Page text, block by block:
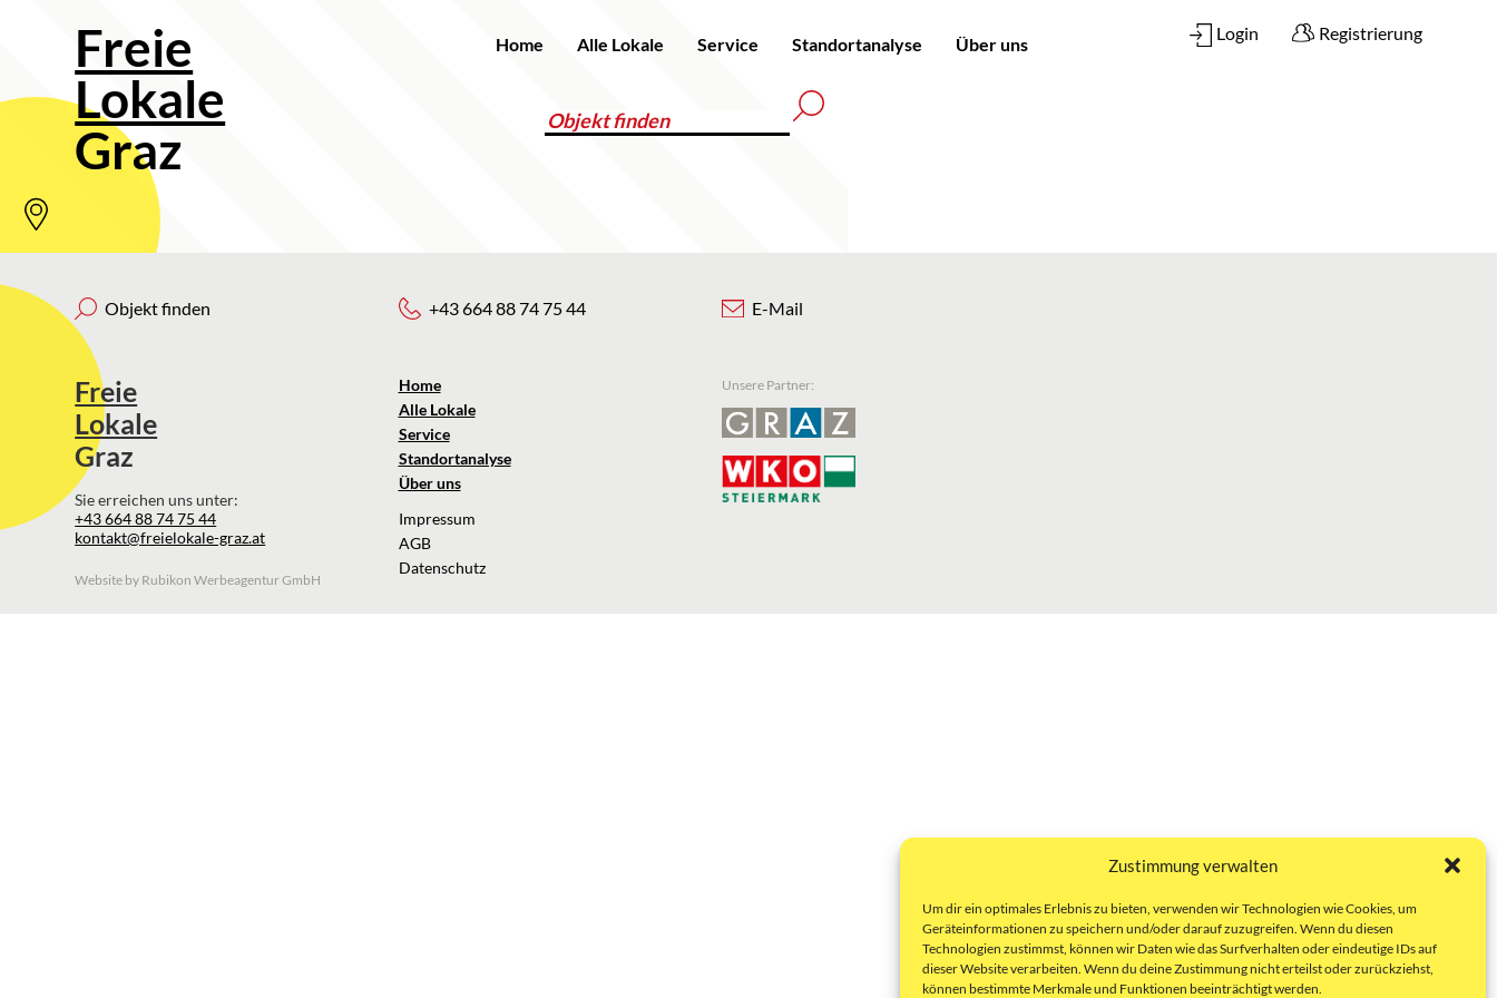
Zustimmung verwalten
Um dir ein optimales Erlebnis zu bieten, verwenden wir Technologien wie Cookies, um
Geräteinformationen zu speichern und/oder darauf zuzugreifen. Wenn du diesen
Technologien zustimmst, können wir Daten wie das Surfverhalten oder eindeutige IDs auf
dieser Website verarbeiten. Wenn du deine Zustimmung nicht erteilst oder zurückziehst,
können bestimmte Merkmale und Funktionen beeinträchtigt werden.
Freie
Lokale
Graz
Home Alle Lokale Service Standortanalyse Über uns
Login Registrierung
Objekt finden
Freie
Lokale
Graz
Sie erreichen uns unter:
+43 664 88 74 75 44
kontakt@freielokale-graz.at
Website by Rubikon Werbeagentur GmbH
+43 664 88 74 75 44
Home
Alle Lokale
Service
Standortanalyse
Über uns
Impressum
AGB
Datenschutz
E-Mail
Unsere Partner: